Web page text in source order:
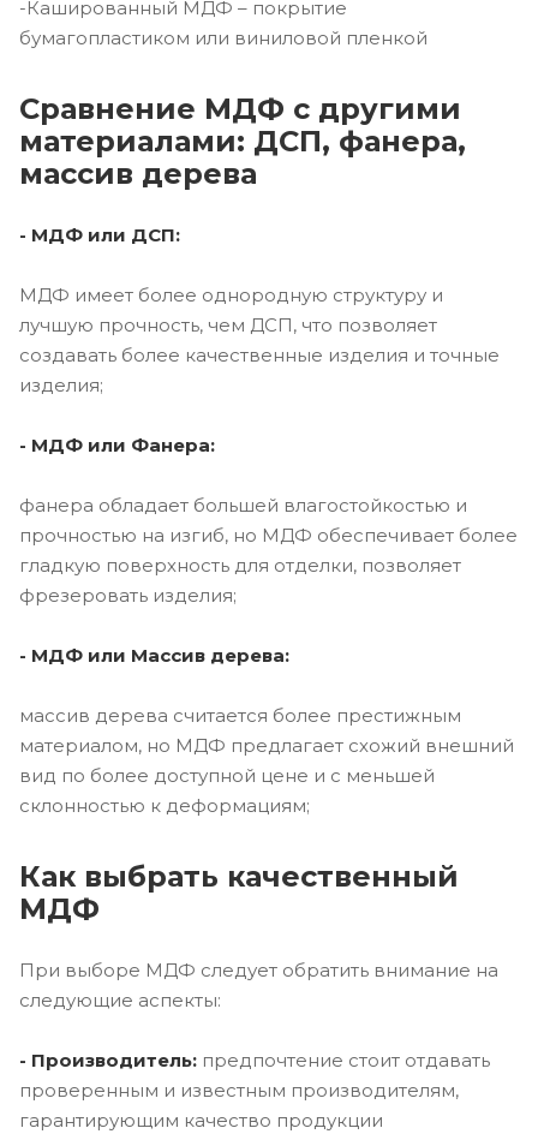
-Кашированный МДФ – покрытие
бумагопластиком или виниловой пленкой
Сравнение МДФ с другими
материалами: ДСП, фанера,
массив дерева
- МДФ или ДСП:
МДФ имеет более однородную структуру и
лучшую прочность, чем ДСП, что позволяет
создавать более качественные изделия и точные
изделия;
- МДФ или Фанера:
фанера обладает большей влагостойкостью и
прочностью на изгиб, но МДФ обеспечивает более
гладкую поверхность для отделки, позволяет
фрезеровать изделия;
- МДФ или Массив дерева:
массив дерева считается более престижным
материалом, но МДФ предлагает схожий внешний
вид по более доступной цене и с меньшей
склонностью к деформациям;
Как выбрать качественный
МДФ
При выборе МДФ следует обратить внимание на
следующие аспекты:
- Производитель: предпочтение стоит отдавать
проверенным и известным производителям,
гарантирующим качество продукции